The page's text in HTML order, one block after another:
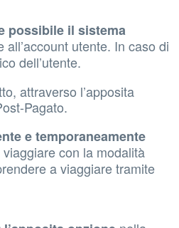
possibile il sistema
utente. In caso di
dell’utente.
attraverso l’apposita
Pagato.
e temporaneamente
con la modalità
a viaggiare tramite